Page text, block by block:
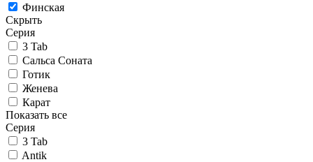
Финская
Скрыть
Серия
3 Tab
Сальса Соната
Готик
Женева
Карат
Показать все
Серия
3 Tab
Antik